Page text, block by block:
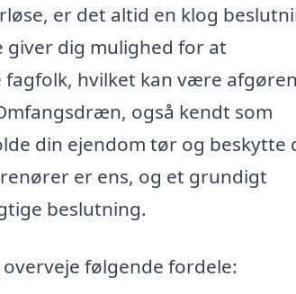
er det altid en klog
dig mulighed for at
fagfolk, hvilket kan være
også kendt som
din ejendom tør og beskytte
er ens, og et grundigt
beslutning.
følgende fordele: